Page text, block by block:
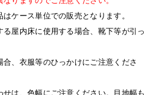
ケース単位での販売となります。
屋内床に使用する場合、靴下等が引っ
、衣服等のひっかけにご注意くださ
は、色幅にご注意ください。目地幅も